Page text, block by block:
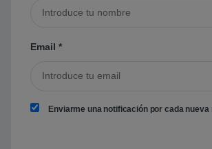
Email *
Enviarme una notificación por cada nueva